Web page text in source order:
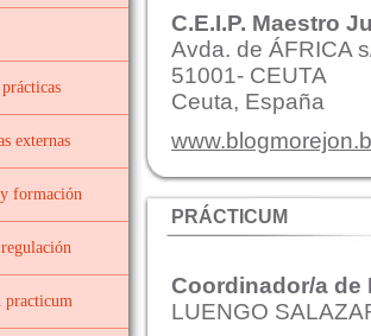
I DEL
INFANTIL
I DEL
externas
formación
y
y Tutoriales
practicum
C.E.I.P. Maestro
Avda. de ÁFRICA
51001- CEUTA
Ceuta, España
PRÁCTICUM
Coordinador/a de
LUENGO